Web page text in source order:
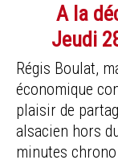
A la
Jeudi
Régis Boulat,
économique
plaisir de
alsacien hors
minutes